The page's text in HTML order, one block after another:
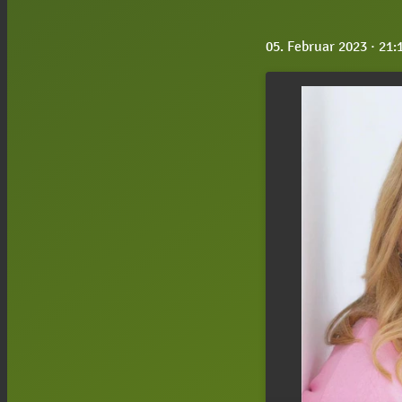
05. Februar 2023 ·